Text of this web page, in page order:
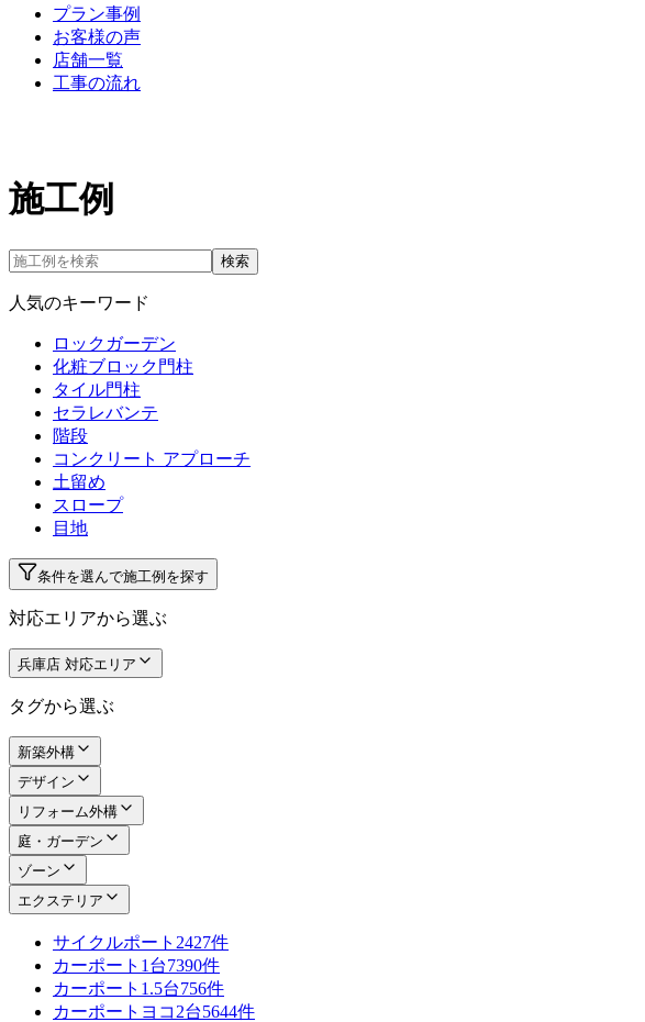
プラン事例
お客様の声
店舗一覧
工事の流れ
施工例
検索
人気のキーワード
ロックガーデン
化粧ブロック門柱
タイル門柱
セラレバンテ
階段
コンクリート アプローチ
土留め
スロープ
目地
条件を選んで施工例を探す
対応エリアから選ぶ
兵庫店 対応エリア
タグから選ぶ
新築外構
デザイン
リフォーム外構
庭・ガーデン
ゾーン
エクステリア
サイクルポート 2427件
カーポート1台7390件
カーポート1.5台756件
カーポートヨコ2台5644件